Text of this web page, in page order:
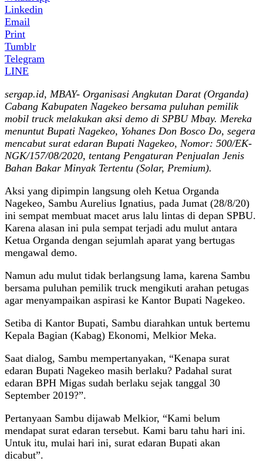
Linkedin
Email
Print
Tumblr
Telegram
LINE
sergap.id, MBAY- Organisasi Angkutan Darat (Organda)
Cabang Kabupaten Nagekeo bersama puluhan pemilik
mobil truck melakukan aksi demo di SPBU Mbay. Mereka
menuntut Bupati Nagekeo, Yohanes Don Bosco Do, segera
mencabut surat edaran Bupati Nagekeo, Nomor: 500/EK-
NGK/157/08/2020, tentang Pengaturan Penjualan Jenis
Bahan Bakar Minyak Tertentu (Solar, Premium).
Aksi yang dipimpin langsung oleh Ketua Organda
Nagekeo, Sambu Aurelius Ignatius, pada Jumat (28/8/20)
ini sempat membuat macet arus lalu lintas di depan SPBU.
Karena alasan ini pula sempat terjadi adu mulut antara
Ketua Organda dengan sejumlah aparat yang bertugas
mengawal demo.
Namun adu mulut tidak berlangsung lama, karena Sambu
bersama puluhan pemilik truck mengikuti arahan petugas
agar menyampaikan aspirasi ke Kantor Bupati Nagekeo.
Setiba di Kantor Bupati, Sambu diarahkan untuk bertemu
Kepala Bagian (Kabag) Ekonomi, Melkior Meka.
Saat dialog, Sambu mempertanyakan, “Kenapa surat
edaran Bupati Nagekeo masih berlaku? Padahal surat
edaran BPH Migas sudah berlaku sejak tanggal 30
September 2019?”.
Pertanyaan Sambu dijawab Melkior, “Kami belum
mendapat surat edaran tersebut. Kami baru tahu hari ini.
Untuk itu, mulai hari ini, surat edaran Bupati akan
dicabut”.